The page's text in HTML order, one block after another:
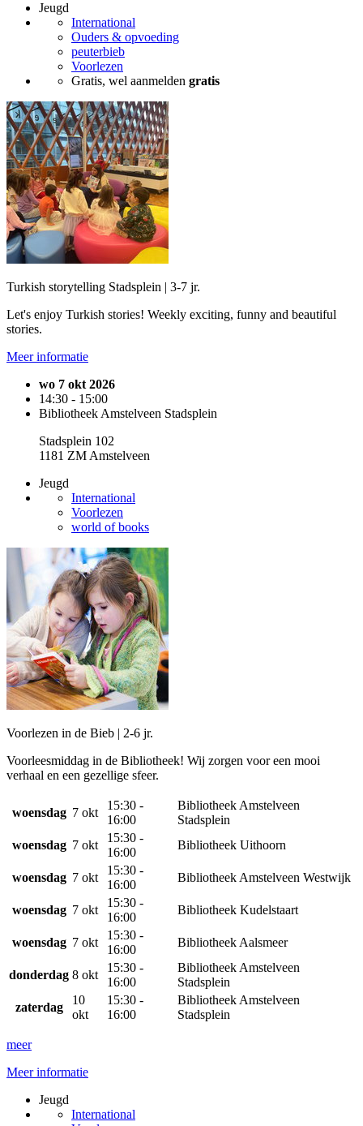
Jeugd
International
Ouders & opvoeding
peuterbieb
Voorlezen
Gratis, wel aanmelden gratis
Turkish storytelling Stadsplein | 3-7 jr.
Let's enjoy Turkish stories! Weekly exciting, funny and beautiful
stories.
Meer informatie
wo 7 okt 2026
14:30 - 15:00
Bibliotheek Amstelveen Stadsplein
Stadsplein 102
1181 ZM Amstelveen
Jeugd
International
Voorlezen
world of books
Voorlezen in de Bieb | 2-6 jr.
Voorleesmiddag in de Bibliotheek! Wij zorgen voor een mooi
verhaal en een gezellige sfeer.
woensdag 7 okt
15:30 -
16:00
Bibliotheek Amstelveen
Stadsplein
woensdag 7 okt
15:30 -
16:00
Bibliotheek Uithoorn
woensdag 7 okt
15:30 -
16:00
Bibliotheek Amstelveen Westwijk
woensdag 7 okt
15:30 -
16:00
Bibliotheek Kudelstaart
woensdag 7 okt
15:30 -
16:00
Bibliotheek Aalsmeer
donderdag 8 okt
15:30 -
16:00
Bibliotheek Amstelveen
Stadsplein
zaterdag
10
okt
15:30 -
16:00
Bibliotheek Amstelveen
Stadsplein
meer
Meer informatie
Jeugd
International